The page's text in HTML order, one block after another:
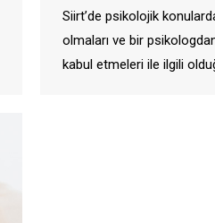
Siirt’de psikolojik
olmaları ve bir
kabul etmeleri ile ilgili